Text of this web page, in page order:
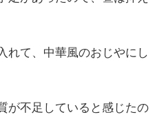
れて、中華風のおじやにし
が不足していると感じたの